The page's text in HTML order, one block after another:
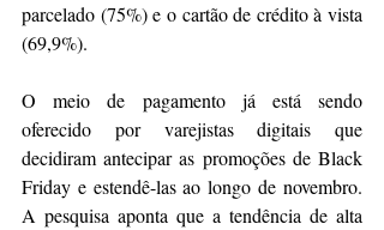
parcelado (75%) e o cartão de crédito à vista
(69,9%).
O meio de pagamento já está sendo
oferecido por varejistas digitais que
decidiram antecipar as promoções de Black
Friday e estendê-las ao longo de novembro.
A pesquisa aponta que a tendência de alta